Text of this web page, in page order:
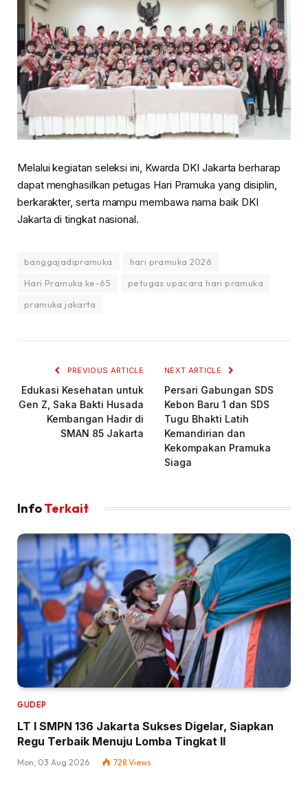
Melalui kegiatan seleksi ini, Kwarda DKI Jakarta berharap
dapat menghasilkan petugas Hari Pramuka yang disiplin,
berkarakter, serta mampu membawa nama baik DKI
Jakarta di tingkat nasional.
banggajadipramuka
hari pramuka 2026
Hari Pramuka ke-65
petugas upacara hari pramuka
pramuka jakarta
PREVIOUS ARTICLE
Edukasi Kesehatan untuk
Gen Z, Saka Bakti Husada
Kembangan Hadir di
SMAN 85 Jakarta
NEXT ARTICLE
Persari Gabungan SDS
Kebon Baru 1 dan SDS
Tugu Bhakti Latih
Kemandirian dan
Kekompakan Pramuka
Siaga
InfoTerkait
GUDEP
LT I SMPN 136 Jakarta Sukses Digelar, Siapkan
Regu Terbaik Menuju Lomba Tingkat II
Mon, 03 Aug 2026 728 Views